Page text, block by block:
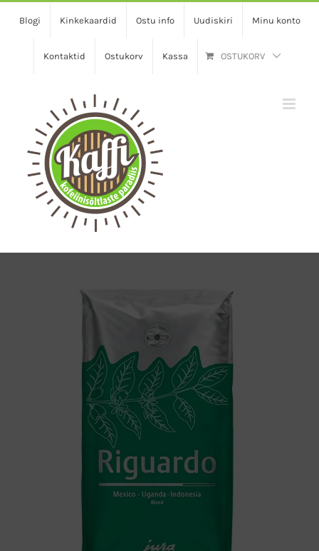
Blogi Kinkekaardid Ostu info Uudiskiri Minu konto
Kontaktid Ostukorv Kassa OSTUKORV